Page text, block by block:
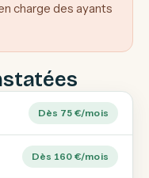
charge des ayants
Dès 75 €/mois
Dès 160 €/mois